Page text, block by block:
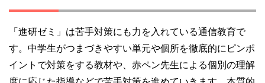
「進研ゼミ」は苦手対策にも力を入れている通信教育で
す。中学生がつまづきやすい単元や個所を徹底的にピンポ
イントで対策をする教材や、赤ペン先生による個別の理解